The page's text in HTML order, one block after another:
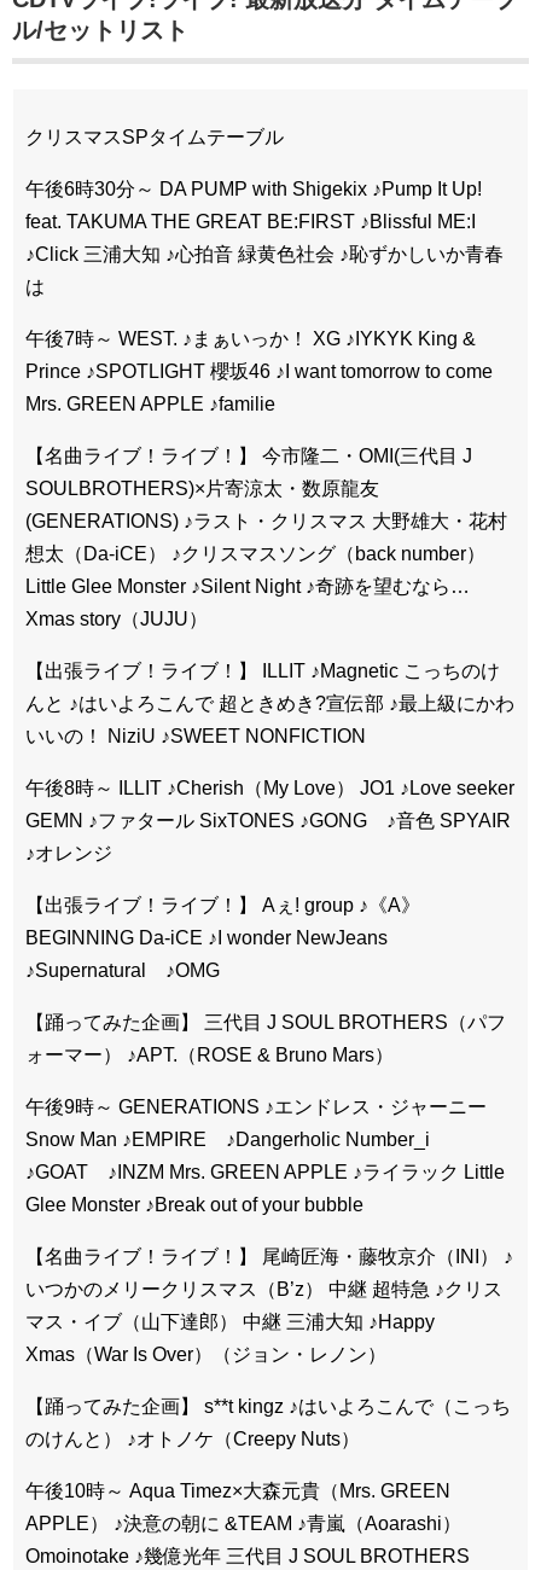
ル/セットリスト
クリスマスSPタイムテーブル
午後6時30分～ DA PUMP with Shigekix ♪Pump It Up!
feat. TAKUMA THE GREAT BE:FIRST ♪Blissful ME:I
♪Click 三浦大知 ♪心拍音 緑黄色社会 ♪恥ずかしいか青春
は
午後7時～ WEST. ♪まぁいっか！ XG ♪IYKYK King &
Prince ♪SPOTLIGHT 櫻坂46 ♪I want tomorrow to come
Mrs. GREEN APPLE ♪familie
【名曲ライブ！ライブ！】 今市隆二・OMI(三代目 J
SOULBROTHERS)×片寄涼太・数原龍友
(GENERATIONS) ♪ラスト・クリスマス 大野雄大・花村
想太（Da-iCE） ♪クリスマスソング（back number）
Little Glee Monster ♪Silent Night ♪奇跡を望むなら…
Xmas story（JUJU）
【出張ライブ！ライブ！】 ILLIT ♪Magnetic こっちのけ
んと ♪はいよろこんで 超ときめき?宣伝部 ♪最上級にかわ
いいの！ NiziU ♪SWEET NONFICTION
午後8時～ ILLIT ♪Cherish（My Love） JO1 ♪Love seeker
GEMN ♪ファタール SixTONES ♪GONG ♪音色 SPYAIR
♪オレンジ
【出張ライブ！ライブ！】 Aぇ! group ♪《A》
BEGINNING Da-iCE ♪I wonder NewJeans
♪Supernatural ♪OMG
【踊ってみた企画】 三代目 J SOUL BROTHERS（パフ
ォーマー） ♪APT.（ROSE & Bruno Mars）
午後9時～ GENERATIONS ♪エンドレス・ジャーニー
Snow Man ♪EMPIRE ♪Dangerholic Number_i
♪GOAT ♪INZM Mrs. GREEN APPLE ♪ライラック Little
Glee Monster ♪Break out of your bubble
【名曲ライブ！ライブ！】 尾崎匠海・藤牧京介（INI） ♪
いつかのメリークリスマス（B’z） 中継 超特急 ♪クリス
マス・イブ（山下達郎） 中継 三浦大知 ♪Happy
Xmas（War Is Over）（ジョン・レノン）
【踊ってみた企画】 s**t kingz ♪はいよろこんで（こっち
のけんと） ♪オトノケ（Creepy Nuts）
午後10時～ Aqua Timez×大森元貴（Mrs. GREEN
APPLE） ♪決意の朝に &TEAM ♪青嵐（Aoarashi）
Omoinotake ♪幾億光年 三代目 J SOUL BROTHERS